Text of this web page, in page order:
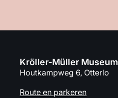
Kröller-Müller Museum
Houtkampweg 6, Otterlo
Route en parkeren